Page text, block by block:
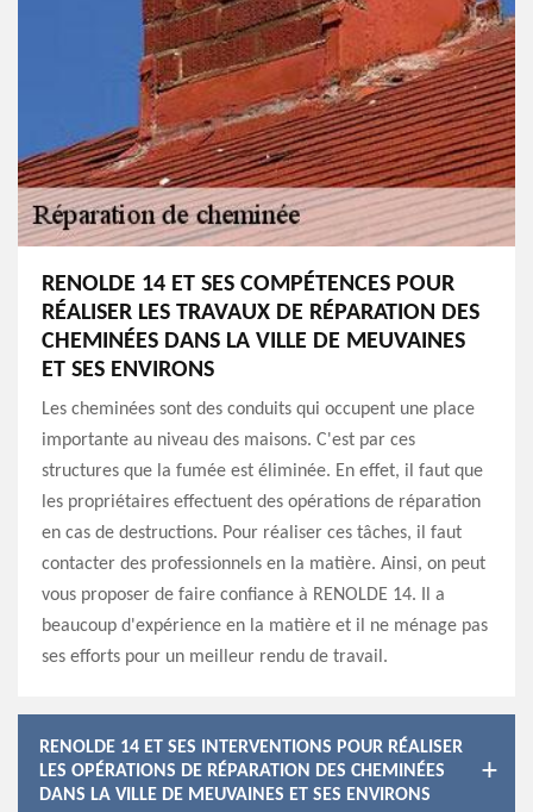
RENOLDE 14 ET SES COMPÉTENCES POUR
RÉALISER LES TRAVAUX DE RÉPARATION DES
CHEMINÉES DANS LA VILLE DE MEUVAINES
ET SES ENVIRONS
Les cheminées sont des conduits qui occupent une place
importante au niveau des maisons. C'est par ces
structures que la fumée est éliminée. En effet, il faut que
les propriétaires effectuent des opérations de réparation
en cas de destructions. Pour réaliser ces tâches, il faut
contacter des professionnels en la matière. Ainsi, on peut
vous proposer de faire confiance à RENOLDE 14. Il a
beaucoup d'expérience en la matière et il ne ménage pas
ses efforts pour un meilleur rendu de travail.
RENOLDE 14 ET SES INTERVENTIONS POUR RÉALISER
LES OPÉRATIONS DE RÉPARATION DES CHEMINÉES
DANS LA VILLE DE MEUVAINES ET SES ENVIRONS